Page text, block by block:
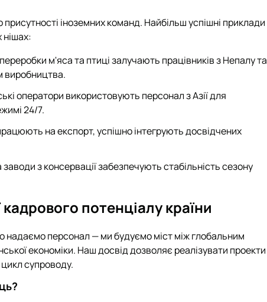
іноземних команд. Найбільш успішні приклади
м'яса та птиці залучають працівників з Непалу та
виробництва.
оператори використовують персонал з Азії для
24/7.
на експорт, успішно інтегрують досвідчених
з консервації забезпечують стабільність сезону
кадрового потенціалу країни
надаємо персонал — ми будуємо міст між глобальним
економіки. Наш досвід дозволяє реалізувати проекти
супроводу.